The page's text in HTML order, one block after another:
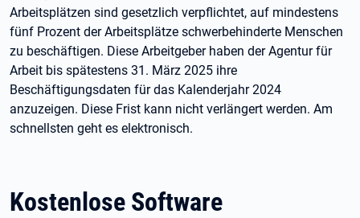
Arbeitsplätzen sind gesetzlich verpflichtet, auf mindestens
fünf Prozent der Arbeitsplätze schwerbehinderte Menschen
zu beschäftigen. Diese Arbeitgeber haben der Agentur für
Arbeit bis spätestens 31. März 2025 ihre
Beschäftigungsdaten für das Kalenderjahr 2024
anzuzeigen. Diese Frist kann nicht verlängert werden. Am
schnellsten geht es elektronisch.
Kostenlose Software